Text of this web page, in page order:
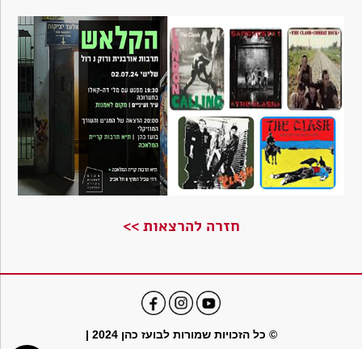
חזרה להרצאות >>
© כל הזכויות שמורות לבועז כהן 2024 |